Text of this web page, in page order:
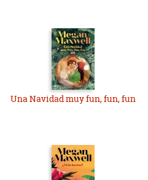
Una Navidad muy fun, fun, fun